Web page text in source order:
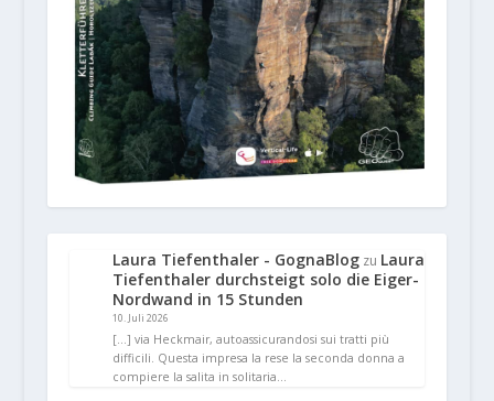
Laura Tiefenthaler - GognaBlogzu Laura
Tiefenthaler durchsteigt solo die Eiger-
Nordwand in 15 Stunden
10. Juli 2026
[…] via Heckmair, autoassicurandosi sui tratti più
difficili. Questa impresa la rese la seconda donna a
compiere la salita in solitaria…